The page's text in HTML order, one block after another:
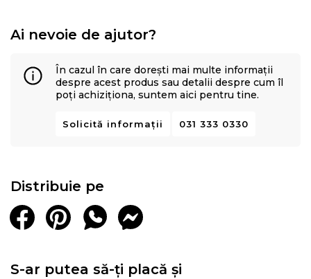
Ai nevoie de ajutor?
În cazul în care dorești mai multe informații
despre acest produs sau detalii despre cum îl
poți achiziționa, suntem aici pentru tine.
Solicită informații 031 333 0330
Distribuie pe
S-ar putea să-ți placă și